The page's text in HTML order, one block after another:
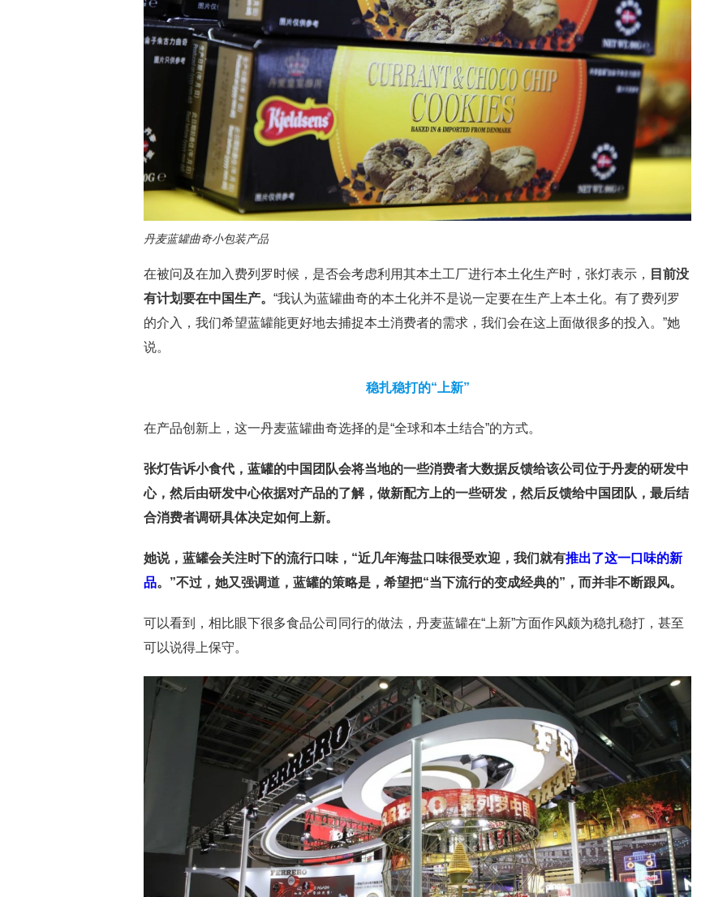
丹麦蓝罐曲奇小包装产品
在被问及在加入费列罗时候，是否会考虑利用其本土工厂进行本土化生产时，张灯表示，
目前没
有计划要在中国生产。 “我认为蓝罐曲奇的本土化并不是说一定要在生产上本土化。有了费列罗
的介入，我们希望蓝罐能更好地去捕捉本土消费者的需求，我们会在这上面做很多的投入。”她
说。
稳扎稳打的“上新”
在产品创新上，这一丹麦蓝罐曲奇选择的是“全球和本土结合”的方式。
张灯告诉小食代，蓝罐的中国团队会将当地的一些消费者大数据反馈给该公司位于丹麦的研发中
心，然后由研发中心依据对产品的了解，做新配方上的一些研发，然后反馈给中国团队，最后结
合消费者调研具体决定如何上新。
她说，蓝罐会关注时下的流行口味，“近几年海盐口味很受欢迎，我们就有推出了这一口味的新
品。”不过，她又强调道，蓝罐的策略是，希望把“当下流行的变成经典的”，而并非不断跟风。
可以看到，相比眼下很多食品公司同行的做法，丹麦蓝罐在“上新”方面作风颇为稳扎稳打，甚至
可以说得上保守。